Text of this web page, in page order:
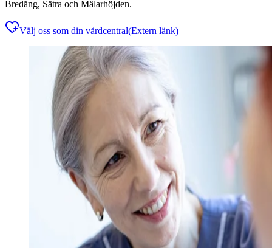
Bredäng, Sätra och Mälarhöjden.
Välj oss som din vårdcentral(Extern länk)